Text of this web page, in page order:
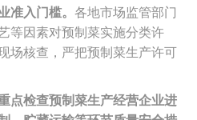
准入门槛。 各地市场监管部门
等因素对预制菜实施分类许
场核查，严把预制菜生产许可
点检查预制菜生产经营企业进